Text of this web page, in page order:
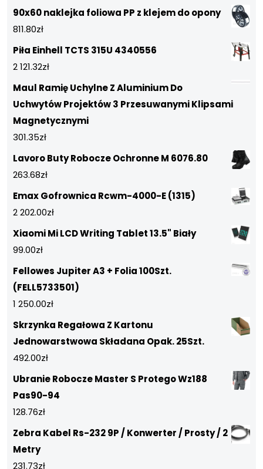
90x60 naklejka foliowa PP z klejem do opony
811.80zł
Piła Einhell TCTS 315U 4340556
2 121.32zł
Maul Ramię Uchylne Z Aluminium Do
Uchwytów Projektów 3 Przesuwanymi Klipsami
Magnetycznymi
301.35zł
Lavoro Buty Robocze Ochronne M 6076.80
263.68zł
Emax Gofrownica Rcwm-4000-E (1315)
2 202.00zł
Xiaomi Mi LCD Writing Tablet 13.5" Biały
99.00zł
Fellowes Jupiter A3 + Folia 100Szt.
(FELL5733501)
1 250.00zł
Skrzynka Regałowa Z Kartonu
Jednowarstwowa Składana Opak. 25Szt.
492.00zł
Ubranie Robocze Master S Protego Wz188
Pas90-94
128.76zł
Zebra Kabel Rs-232 9P / Konwerter / Prosty / 2
Metry
231.73zł